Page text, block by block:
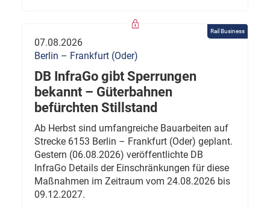
Rail Business
07.08.2026
Berlin – Frankfurt (Oder)
DB InfraGo gibt Sperrungen
bekannt – Güterbahnen
befürchten Stillstand
Ab Herbst sind umfangreiche Bauarbeiten auf
Strecke 6153 Berlin – Frankfurt (Oder) geplant.
Gestern (06.08.2026) veröffentlichte DB
InfraGo Details der Einschränkungen für diese
Maßnahmen im Zeitraum vom 24.08.2026 bis
09.12.2027.